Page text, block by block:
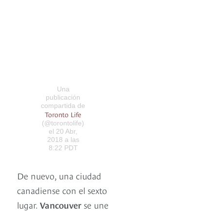
Una
publicación
compartida de
Toronto Life
(@torontolife)
el 20 Abr,
2018 a las
8:22 PDT
De nuevo, una ciudad
canadiense con el sexto
lugar. Vancouver se une